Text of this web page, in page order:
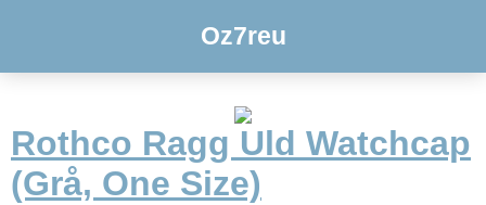
Oz7reu
Rothco Ragg Uld Watchcap
(Grå, One Size)